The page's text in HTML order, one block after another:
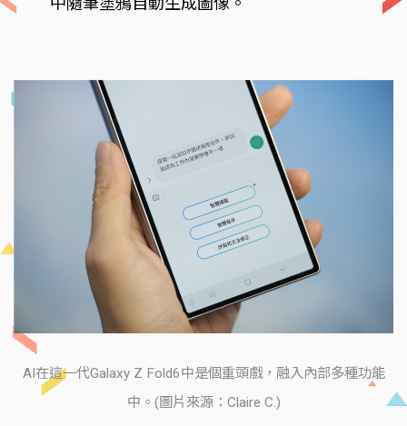
AI在這一代Galaxy Z Fold6中是個重頭戲，融入內部多種功能
中。(圖片來源：Claire C.)